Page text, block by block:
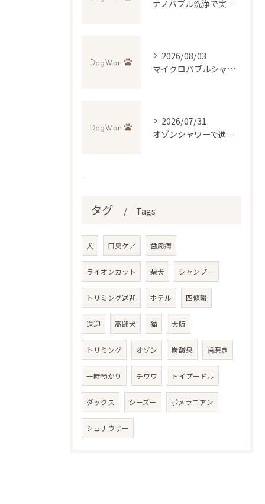
ナノバブル洗浄で実現するトリミングの新常識と無料送迎の便利さ
2026/08/03
マイクロバブルシャワーで変わるトリミング体験とは
2026/07/31
オゾンシャワーで進化するトリミング技術の実際
タグ Tags
犬 口臭ケア 歯周病
ライオンカット 柴犬 シャンプー
トリミング送迎 ホテル 四條畷
送迎 高齢犬 猫 大阪
トリミング オゾン 炭酸泉 歯磨き
一時預かり チワワ トイプードル
ダックス シーズー ポメラニアン
シュナウザー